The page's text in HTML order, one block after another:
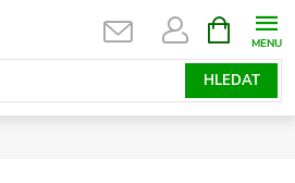
HLEDAT
NÁKUPNÍ
KOŠÍK